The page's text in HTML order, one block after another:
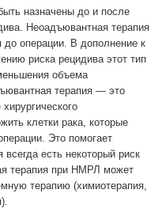
назначены до и после
Неоадъювантная терапия
до операции. В дополнение к
риска рецидива этот тип
объема
терапия — это
клетки рака, которые
Это помогает
всегда есть некоторый риск
терапия при НМРЛ может
терапию (химиотерапия,